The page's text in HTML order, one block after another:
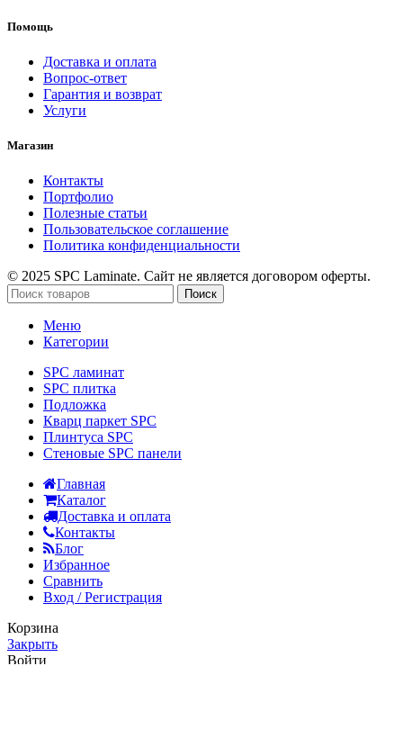
Помощь
Доставка и оплата
Вопрос-ответ
Гарантия и возврат
Услуги
Магазин
Контакты
Портфолио
Полезные статьи
Пользовательское соглашение
Политика конфиденциальности
© 2025 SPC Laminate. Сайт не является договором оферты.
Поиск
Меню
Категории
SPC ламинат
SPC плитка
Подложка
Кварц паркет SPC
Плинтуса SPC
Стеновые SPC панели
Главная
Каталог
Доставка и оплата
Контакты
Блог
Избранное
Сравнить
Вход / Регистрация
Корзина
Закрыть
Войти